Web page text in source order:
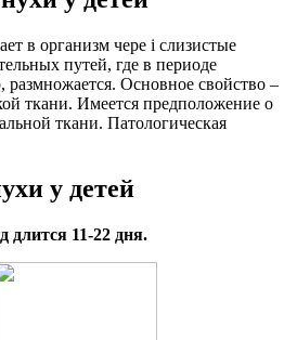
в организм чере i слизистые
путей, где в периоде
размножается. Основное свойство –
ткани. Имеется предположение о
ткани. Патологическая
у детей
длится 11-22 дня.